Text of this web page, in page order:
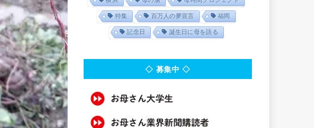
特集 百万人の夢宣言 福岡
記念日 誕生日に母を語る
◇ 募集中 ◇